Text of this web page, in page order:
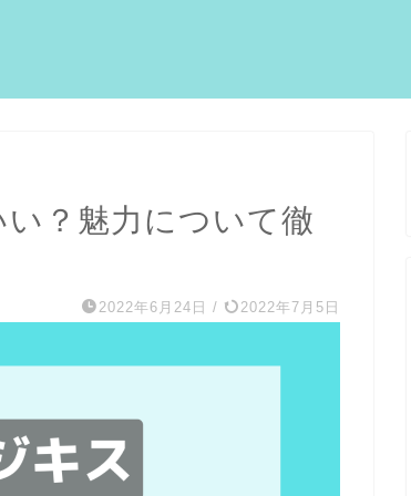
？魅力について徹
2022年6月24日 / 2022年7月5日